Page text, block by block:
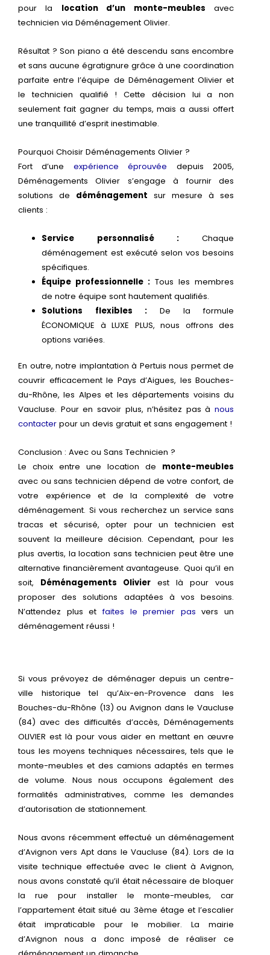
pour la location d’un monte-meubles avec
technicien via Déménagement Olivier.
Résultat ? Son piano a été descendu sans encombre
et sans aucune égratignure grâce à une coordination
parfaite entre l’équipe de Déménagement Olivier et
le technicien qualifié ! Cette décision lui a non
seulement fait gagner du temps, mais a aussi offert
une tranquillité d’esprit inestimable.
Pourquoi Choisir Déménagements Olivier ?
Fort d’une expérience éprouvée depuis 2005,
Déménagements Olivier s’engage à fournir des
solutions de déménagement sur mesure à ses
clients :
Service personnalisé :Chaque
déménagement est exécuté selon vos besoins
spécifiques.
Équipe professionnelle : Tous les membres
de notre équipe sont hautement qualifiés.
Solutions flexibles :De la formule
ÉCONOMIQUE à LUXE PLUS, nous offrons des
options variées.
En outre, notre implantation à Pertuis nous permet de
couvrir efficacement le Pays d’Aigues, les Bouches-
du-Rhône, les Alpes et les départements voisins du
Vaucluse. Pour en savoir plus, n’hésitez pas à nous
contacter pour un devis gratuit et sans engagement !
Conclusion : Avec ou Sans Technicien ?
Le choix entre une location de monte-meubles
avec ou sans technicien dépend de votre confort, de
votre expérience et de la complexité de votre
déménagement. Si vous recherchez un service sans
tracas et sécurisé, opter pour un technicien est
souvent la meilleure décision. Cependant, pour les
plus avertis, la location sans technicien peut être une
alternative financièrement avantageuse. Quoi qu’il en
soit, Déménagements Olivier est là pour vous
proposer des solutions adaptées à vos besoins.
N’attendez plus etfaites le premier pas vers un
déménagement réussi !
Si vous prévoyez de déménager depuis un centre-
ville historique tel qu’Aix-en-Provence dans les
Bouches-du-Rhône (13) ou Avignon dans le Vaucluse
(84) avec des difficultés d’accès, Déménagements
OLIVIER est là pour vous aider en mettant en œuvre
tous les moyens techniques nécessaires, tels que le
monte-meubles et des camions adaptés en termes
de volume. Nous nous occupons également des
formalités administratives, comme les demandes
d’autorisation de stationnement.
Nous avons récemment effectué un déménagement
d’Avignon vers Apt dans le Vaucluse (84). Lors de la
visite technique effectuée avec le client à Avignon,
nous avons constaté qu’il était nécessaire de bloquer
la rue pour installer le monte-meubles, car
l’appartement était situé au 3ème étage et l’escalier
était impraticable pour le mobilier. La mairie
d’Avignon nous a donc imposé de réaliser ce